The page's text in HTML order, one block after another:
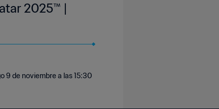
2025™ |
9 de noviembre a las 15:30